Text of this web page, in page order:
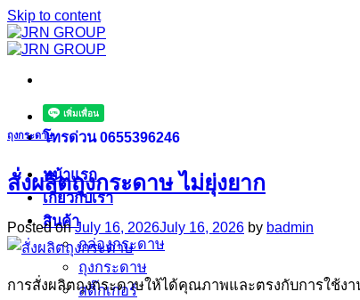
Skip to content
โทรด่วน 0655396246
หน้าแรก
เกี่ยวกับเรา
สินค้า
กล่องกระดาษ
ถุงกระดาษ
สติ๊กเกอร์
ถุงกระดาษ
สั่งผลิตถุงกระดาษ ไม่ยุ่งยาก
Posted onJuly 16, 2026July 16, 2026 by badmin
การสั่งผลิตถุงกระดาษให้ได้คุณภาพและตรงกับการใช้ง